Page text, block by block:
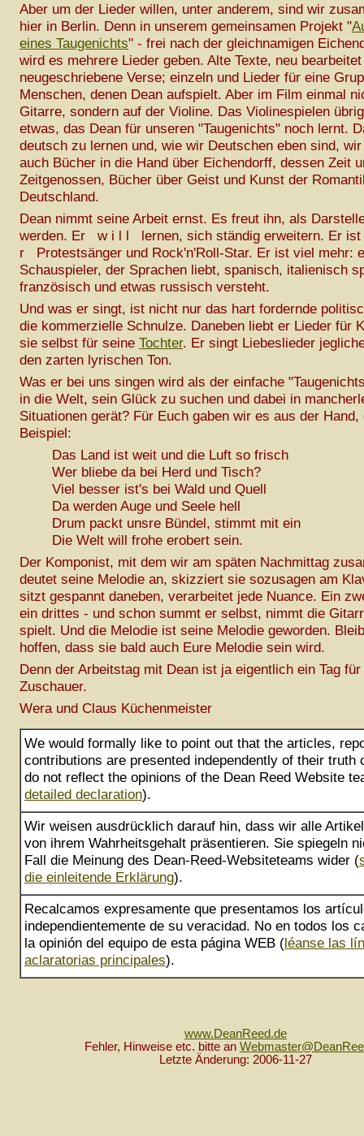
Aber um der Lieder willen, unter anderem, sind wir
hier in Berlin. Denn in unserem gemeinsamen Projekt "
eines Taugenichts" - frei nach der gleichnamigen
wird es mehrere Lieder geben. Alte Texte, neu
neugeschriebene Verse; einzeln und Lieder für eine
Menschen, denen Dean aufspielt. Aber im Film einmal
Gitarre, sondern auf der Violine. Das Violinespielen
etwas, das Dean für unseren "Taugenichts" noch lernt.
deutsch zu lernen und, wie wir Deutschen eben sind,
auch Bücher in die Hand über Eichendorff, dessen Zeit
Zeitgenossen, Bücher über Geist und Kunst der
Deutschland.
Dean nimmt seine Arbeit ernst. Es freut ihn, als
werden. Er w i l l lernen, sich ständig erweitern. Er
r Protestsänger und Rock'n'Roll-Star. Er ist viel mehr:
Schauspieler, der Sprachen liebt, spanisch, italienisch
französisch und etwas russisch versteht.
Und was er singt, ist nicht nur das hart fordernde
die kommerzielle Schnulze. Daneben liebt er Lieder für
sie selbst für seine Tochter. Er singt Liebeslieder
den zarten lyrischen Ton.
Was er bei uns singen wird als der einfache
in die Welt, sein Glück zu suchen und dabei in
Situationen gerät? Für Euch gaben wir es aus der Hand,
Beispiel:
Das Land ist weit und die Luft so frisch
Wer bliebe da bei Herd und Tisch?
Viel besser ist's bei Wald und Quell
Da werden Auge und Seele hell
Drum packt unsre Bündel, stimmt mit ein
Die Welt will frohe erobert sein.
Der Komponist, mit dem wir am späten Nachmittag
deutet seine Melodie an, skizziert sie sozusagen am
sitzt gespannt daneben, verarbeitet jede Nuance. Ein
ein drittes - und schon summt er selbst, nimmt die
spielt. Und die Melodie ist seine Melodie geworden.
hoffen, dass sie bald auch Eure Melodie sein wird.
Denn der Arbeitstag mit Dean ist ja eigentlich ein Tag
Zuschauer.
Wera und Claus Küchenmeister
We would formally like to point out that the articles,
contributions are presented independently of their truth
do not reflect the opinions of the Dean Reed Website
detailed declaration).
Wir weisen ausdrücklich darauf hin, dass wir alle
von ihrem Wahrheitsgehalt präsentieren. Sie spiegeln
Fall die Meinung des Dean-Reed-Websiteteams wider (
die einleitende Erklärung).
Recalcamos expresamente que presentamos los
independientemente de su veracidad. No en todos los
la opinión del equipo de esta página WEB (léanse las
aclaratorias principales).
www.DeanReed.de
Fehler, Hinweise etc. bitte an
Letzte Änderung: 2006-11-27